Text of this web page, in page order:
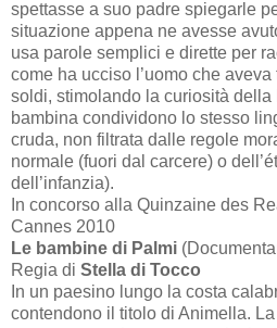
spettasse a suo padre spiegarle
situazione appena ne avesse
usa parole semplici e dirette per
come ha ucciso l’uomo che
soldi, stimolando la curiosità della
bambina condividono lo stesso
cruda, non filtrata dalle regole
normale (fuori dal carcere) o
dell’infanzia).
In concorso alla Quinzaine des
Cannes 2010
Le bambine di Palmi
Regia di Stella di Tocco
In un paesino lungo la costa
contendono il titolo di Animella.